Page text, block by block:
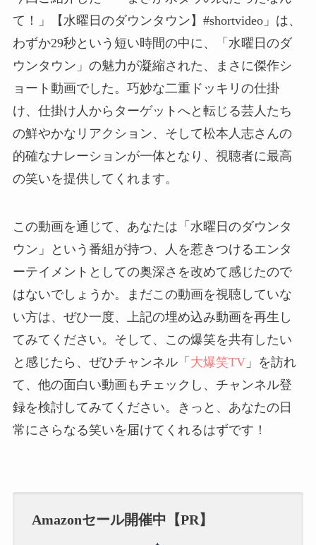
て！」【水曜日のダウンタウン】#shortvideo」は、
わずか29秒という短い時間の中に、「水曜日のダ
ウンタウン」の魅力が凝縮された、まさに傑作シ
ョート動画でした。巧妙な二重ドッキリの仕掛
け、仕掛け人からターゲットへと転じる芸人たち
の鮮やかなリアクション、そして松本人志さんの
的確なナレーションが一体となり、視聴者に最高
の笑いを提供してくれます。
この動画を通じて、あなたは「水曜日のダウンタ
ウン」という番組が持つ、人を惹きつけるエンタ
ーテイメントとしての奥深さを改めて感じたので
はないでしょうか。まだこの動画を視聴していな
い方は、ぜひ一度、上記の埋め込み動画を再生し
てみてください。そして、この爆笑を共有したい
と感じたら、ぜひチャンネル「 大爆笑TV」を訪れ
て、他の面白い動画もチェックし、チャンネル登
録を検討してみてください。きっと、あなたの日
常にさらなる笑いを届けてくれるはずです！
Amazonセール開催中【PR】